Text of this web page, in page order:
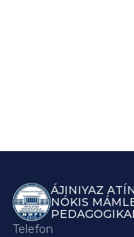
ÁJINIYAZ
NÓKIS
Telefon